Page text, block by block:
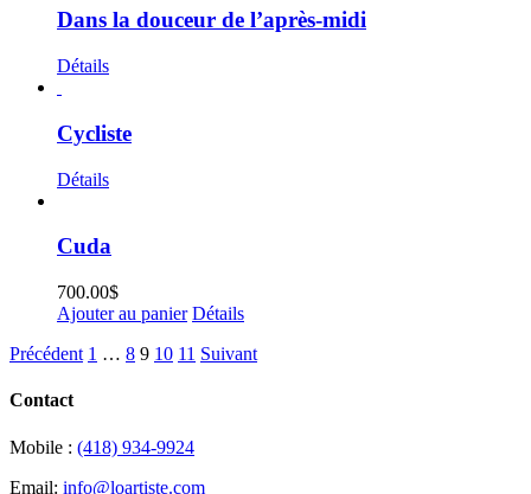
Dans la douceur de l’après-midi
Détails
Cycliste
Détails
Cuda
700.00$
Ajouter au panier Détails
Précédent 1 … 8 9 10 11 Suivant
Contact
Mobile : (418) 934-9924
Email: info@loartiste.com